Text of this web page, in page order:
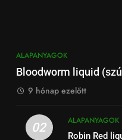
ALAPANYAGOK
Bloodworm liquid
9 hónap ezelőtt
02
ALAPANYAGOK
Robin Red